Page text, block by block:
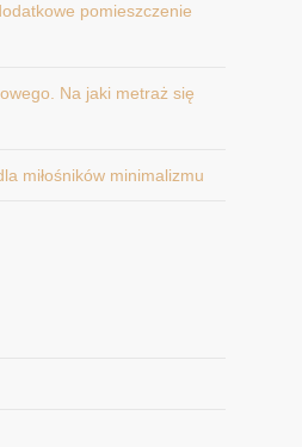
pomieszczenie
Na jaki metraż się
miłośników minimalizmu